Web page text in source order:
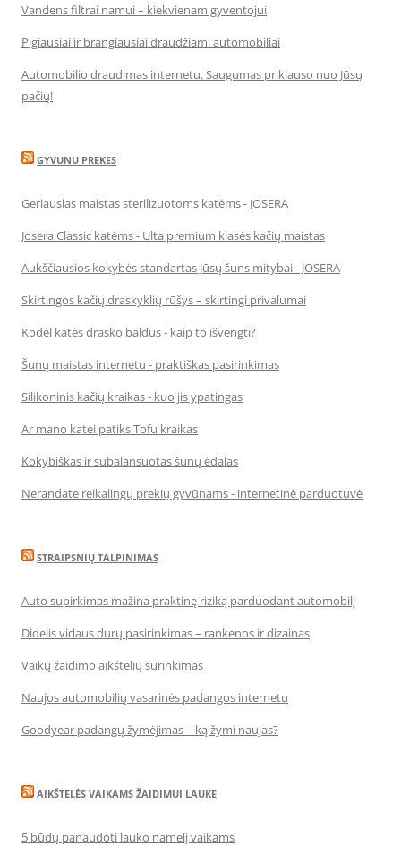
Vandens filtrai namui – kiekvienam gyventojui
Pigiausiai ir brangiausiai draudžiami automobiliai
Automobilio draudimas internetu. Saugumas priklauso nuo Jūsų
pačių!
GYVUNU PREKES
Geriausias maistas sterilizuotoms katėms - JOSERA
Josera Classic katėms - Ulta premium klasės kačių maistas
Aukščiausios kokybės standartas Jūsų šuns mitybai - JOSERA
Skirtingos kačių draskyklių rūšys – skirtingi privalumai
Kodėl katės drasko baldus - kaip to išvengti?
Šunų maistas internetu - praktiškas pasirinkimas
Silikoninis kačių kraikas - kuo jis ypatingas
Ar mano katei patiks Tofu kraikas
Kokybiškas ir subalansuotas šunų ėdalas
Nerandate reikalingų prekių gyvūnams - internetinė parduotuvė
STRAIPSNIŲ TALPINIMAS
Auto supirkimas mažina praktinę riziką parduodant automobilį
Didelis vidaus durų pasirinkimas – rankenos ir dizainas
Vaikų žaidimo aikštelių surinkimas
Naujos automobilių vasarinės padangos internetu
Goodyear padangų žymėjimas – ką žymi naujas?
AIKŠTELĖS VAIKAMS ŽAIDIMUI LAUKE
5 būdų panaudoti lauko namelį vaikams